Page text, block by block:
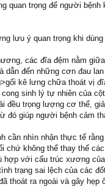
quan trọng để người
lưu ý quan trọng khi
các đĩa đệm nằm
dẫn đến những cơn đau
kê lưng chữa thoát vị
sinh lý tự nhiên của
đều trọng lượng cơ thể,
đó giúp người bệnh cảm
cần nhìn nhận thực tế
chứ không thể thay thế
hợp với cấu trúc xương
trạng sai lệch của các
thoát ra ngoài và gây